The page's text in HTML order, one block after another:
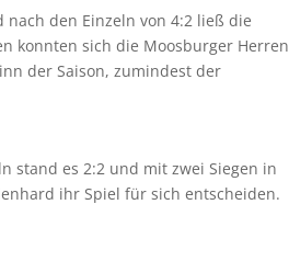
den Einzeln von 4:2 ließ die
konnten sich die Moosburger Herren
der Saison, zumindest der
stand es 2:2 und mit zwei Siegen in
ihr Spiel für sich entscheiden.